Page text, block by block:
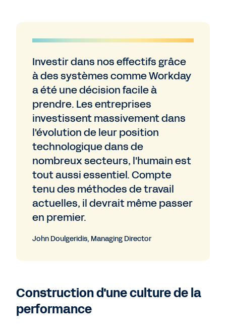
Investir dans nos effectifs grâce
à des systèmes comme Workday
a été une décision facile à
prendre. Les entreprises
investissent massivement dans
l'évolution de leur position
technologique dans de
nombreux secteurs, l'humain est
tout aussi essentiel. Compte
tenu des méthodes de travail
actuelles, il devrait même passer
en premier.
John Doulgeridis, Managing Director
Construction d'une culture de la
performance